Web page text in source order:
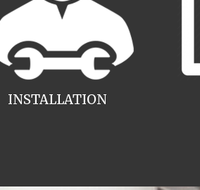
INSTALLATION